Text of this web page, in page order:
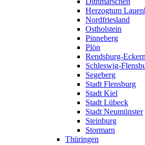
Herzogtum
Nordfriesland
Ostholstein
Pinneberg
Plön
Rendsburg-
Schleswig-
Segeberg
Stadt Flensburg
Stadt Kiel
Stadt Lübeck
Stadt Neumünster
Steinburg
Stormarn
Thüringen